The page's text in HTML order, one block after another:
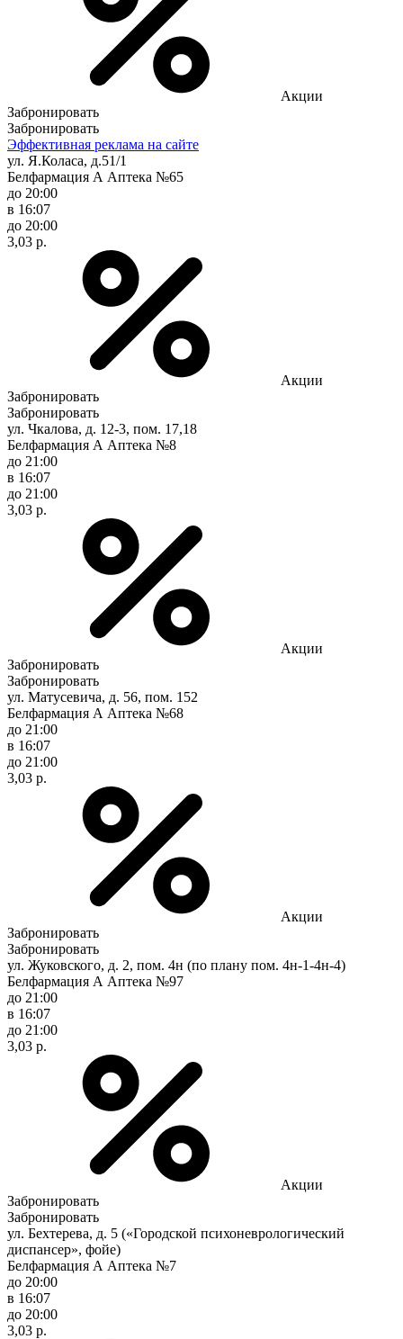
Акции
Забронировать
Забронировать
Эффективная реклама на сайте
ул. Я.Коласа, д.51/1
Белфармация А Аптека №65
до 20:00
в 16:07
до 20:00
3,03 р.
Акции
Забронировать
Забронировать
ул. Чкалова, д. 12-3, пом. 17,18
Белфармация А Аптека №8
до 21:00
в 16:07
до 21:00
3,03 р.
Акции
Забронировать
Забронировать
ул. Матусевича, д. 56, пом. 152
Белфармация А Аптека №68
до 21:00
в 16:07
до 21:00
3,03 р.
Акции
Забронировать
Забронировать
ул. Жуковского, д. 2, пом. 4н (по плану пом. 4н-1-4н-4)
Белфармация А Аптека №97
до 21:00
в 16:07
до 21:00
3,03 р.
Акции
Забронировать
Забронировать
ул. Бехтерева, д. 5 («Городской психоневрологический
диспансер», фойе)
Белфармация А Аптека №7
до 20:00
в 16:07
до 20:00
3,03 р.